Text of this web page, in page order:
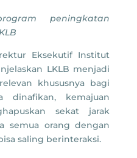
peningkatan
Eksekutif Institut
LKLB menjadi
khususnya bagi
dinafikan, kemajuan
sekat jarak
semua orang dengan
saling berinteraksi.